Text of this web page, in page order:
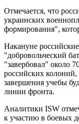
Отмечается, что
украинских
формирования",
Накануне
"добровольческий
"завербовал" около
российских
завершения учебы
линии фронта.
Аналитики ISW
к участию в боевых